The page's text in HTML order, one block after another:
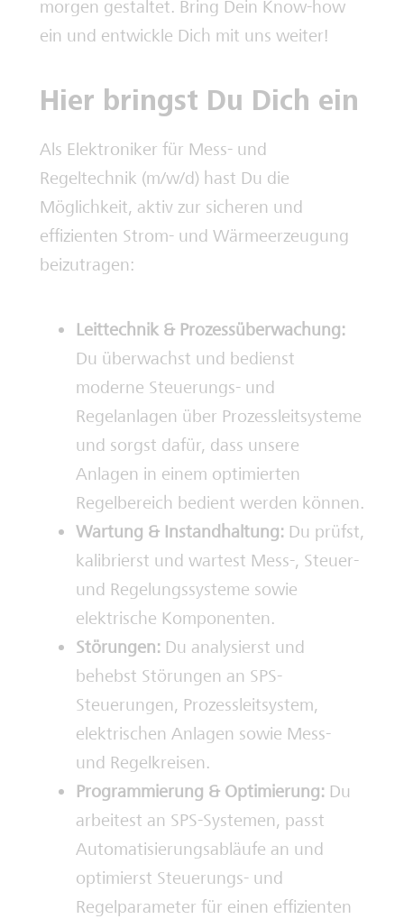
morgen gestaltet. Bring Dein Know-how
ein und entwickle Dich mit uns weiter!
Hier bringst Du Dich ein
Als Elektroniker für Mess- und
Regeltechnik (m/w/d) hast Du die
Möglichkeit, aktiv zur sicheren und
effizienten Strom- und Wärmeerzeugung
beizutragen:
Leittechnik & Prozessüberwachung:
Du überwachst und bedienst
moderne Steuerungs- und
Regelanlagen über Prozessleitsysteme
und sorgst dafür, dass unsere
Anlagen in einem optimierten
Regelbereich bedient werden können.
Wartung & Instandhaltung: Du prüfst,
kalibrierst und wartest Mess-, Steuer-
und Regelungssysteme sowie
elektrische Komponenten.
Störungen: Du analysierst und
behebst Störungen an SPS-
Steuerungen, Prozessleitsystem,
elektrischen Anlagen sowie Mess-
und Regelkreisen.
Programmierung & Optimierung: Du
arbeitest an SPS-Systemen, passt
Automatisierungsabläufe an und
optimierst Steuerungs- und
Regelparameter für einen effizienten